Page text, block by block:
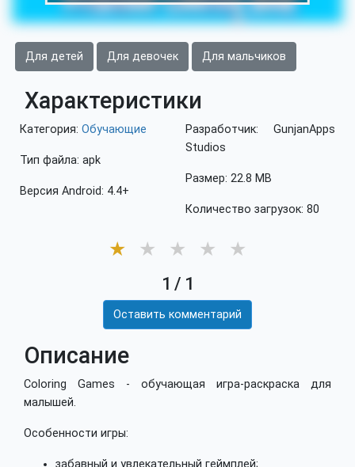
Для детей Для девочек Для мальчиков
Характеристики
Категория: Обучающие
Тип файла: apk
Версия Android: 4.4+
Разработчик: GunjanApps
Studios
Размер: 22.8 MB
Количество загрузок: 80
★ ★ ★ ★ ★
1 / 1
Оставить комментарий
Описание
Coloring Games - обучающая игра-раскраска для
малышей.
Особенности игры: